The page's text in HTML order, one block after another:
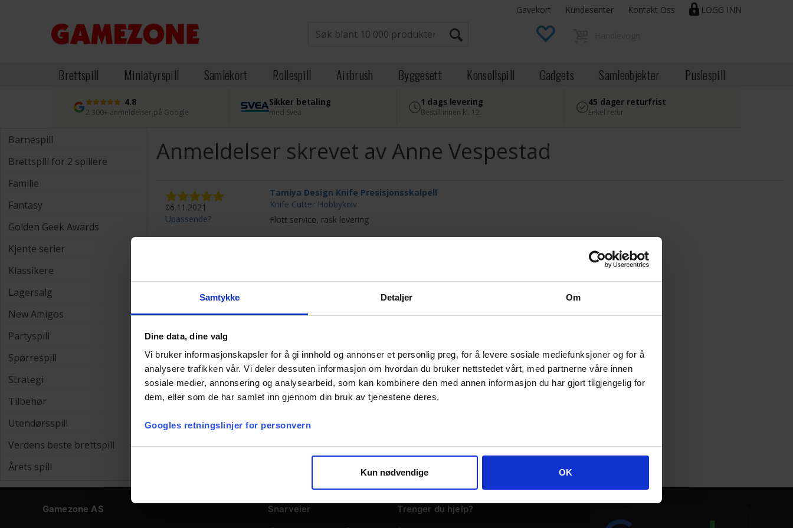
Samtykke Detaljer Om
Dine data, dine valg
Vi bruker informasjonskapsler for å gi innhold og annonser et personlig preg, for å levere sosiale mediefunksjoner og for å
analysere trafikken vår. Vi deler dessuten informasjon om hvordan du bruker nettstedet vårt, med partnerne våre innen
sosiale medier, annonsering og analysearbeid, som kan kombinere den med annen informasjon du har gjort tilgjengelig for
dem, eller som de har samlet inn gjennom din bruk av tjenestene deres.
Googles retningslinjer for personvern
Kun nødvendige OK
LOGG INN
Gavekort Kundesenter Kontakt Oss
Brettspill Miniatyrspill Samlekort Rollespill Airbrush Byggesett Konsollspill Gadgets Samleobjekter Puslespill
4.8
2 300+ anmeldelser på Google
Sikker betaling
med Svea
1 dags levering
Bestill innen kl. 12
45 dager returfrist
Enkel retur
Barnespill
Brettspill for 2 spillere
Familie
Fantasy
Golden Geek Awards
Kjente serier
Klassikere
Lagersalg
New Amigos
Partyspill
Spørrespill
Strategi
Tilbehør
Utendørsspill
Verdens beste brettspill
Årets spill
Anmeldelser skrevet av Anne Vespestad
06.11.2021
Upassende?
Tamiya Design Knife Presisjonsskalpell
Knife Cutter Hobbykniv
Flott service, rask levering
Gamezone AS Snarveier Trenger du hjelp?